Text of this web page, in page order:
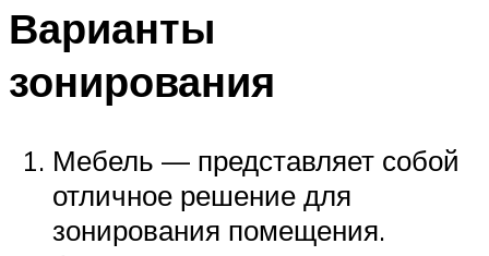
Варианты
зонирования
Мебель — представляет собой
отличное решение для
зонирования помещения.